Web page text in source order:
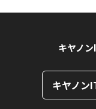
キヤノ
キヤノン